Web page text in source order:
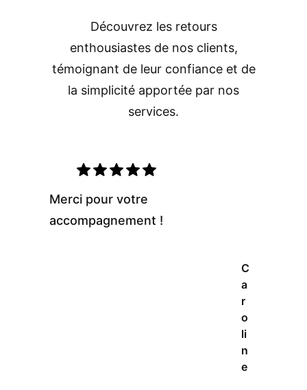
Découvrez les retours
enthousiastes de nos clients,
témoignant de leur confiance et de
la simplicité apportée par nos
services.
Merci pour votre
accompagnement !
C
a
r
o
li
n
e